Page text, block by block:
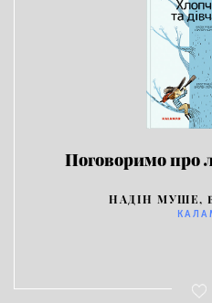
Поговоримо про
НАДІН МУШЕ,